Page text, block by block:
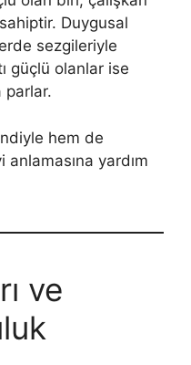
Duygusal
sezgileriyle
güçlü olanlar ise
parlar.
hem de
yardım
ve